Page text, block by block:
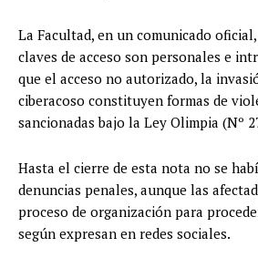
La Facultad, en un comunicado
claves de acceso son personales e
que el acceso no autorizado, la
ciberacoso constituyen formas de
sancionadas bajo la Ley Olimpia (Nº
Hasta el cierre de esta nota no se
denuncias penales, aunque las
proceso de organización para
según expresan en redes sociales.